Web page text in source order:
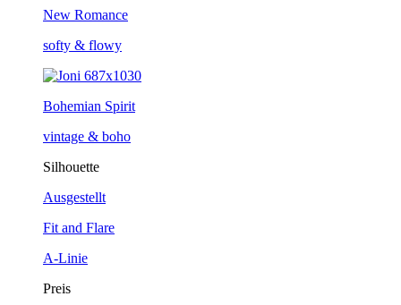
New Romance
softy & flowy
Bohemian Spirit
vintage & boho
Silhouette
Ausgestellt
Fit and Flare
A-Linie
Preis